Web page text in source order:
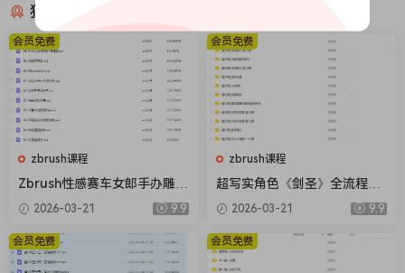
猜你喜欢
zbrush课程
Zbrush性感赛车女郎手办雕刻
高级案例流程教程【画质不错
2026-03-21 9.9
会员免费
zbrush课程
超写实角色《剑圣》全流程实
战教学【老课画质不错有素
2026-03-21 9.9
会员免费
会员免费 会员免费